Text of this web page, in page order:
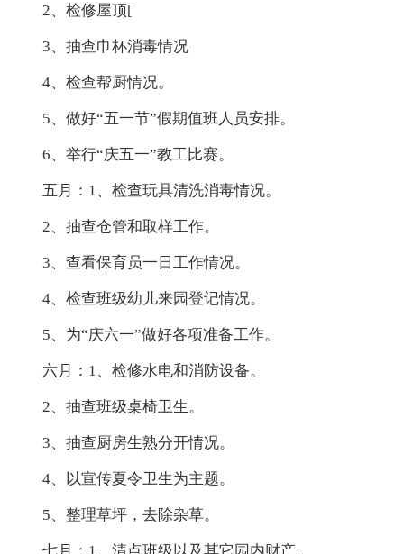
2、检修屋顶[
3、抽查巾杯消毒情况
4、检查帮厨情况。
5、做好“五一节”假期值班人员安排。
6、举行“庆五一”教工比赛。
五月：1、检查玩具清洗消毒情况。
2、抽查仓管和取样工作。
3、查看保育员一日工作情况。
4、检查班级幼儿来园登记情况。
5、为“庆六一”做好各项准备工作。
六月：1、检修水电和消防设备。
2、抽查班级桌椅卫生。
3、抽查厨房生熟分开情况。
4、以宣传夏令卫生为主题。
5、整理草坪，去除杂草。
七月：1、清点班级以及其它园内财产。